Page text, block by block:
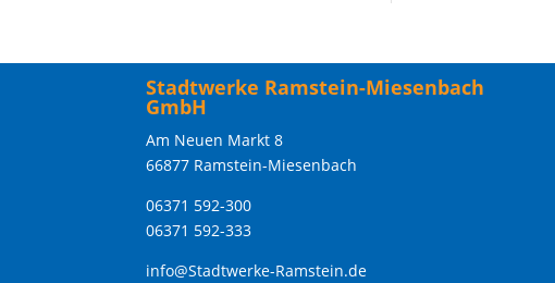
Stadtwerke Ramstein-Miesenbach
GmbH
Am Neuen Markt 8
66877 Ramstein-Miesenbach
06371 592-300
06371 592-333
info@Stadtwerke-Ramstein.de